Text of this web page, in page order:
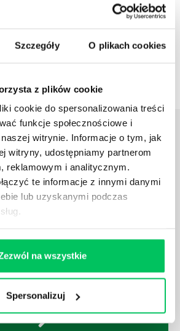
Szczegóły O plikach cookies
z plików cookie
cookie do spersonalizowania treści
funkcje społecznościowe i
witrynie. Informacje o tym, jak
witryny, udostępniamy partnerom
reklamowym i analitycznym.
te informacje z innymi danymi
lub uzyskanymi podczas
na wszystkie
Spersonalizuj
narzędziowy newsletter
. Rozwijaj się z partnerem,
ARTYKUŁY
ZESPOŁÓW
W ZWINNEJ METODYCE?
(czyli zarządzanie projektami)
z danym projektem założeń.
wchodzące w skład
działalności wielu przedsiębiorstw.